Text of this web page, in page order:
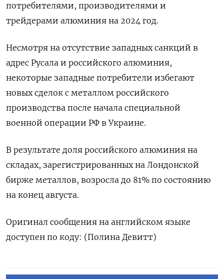
потребителями, производителями и
трейдерами алюминия на 2024 год.
Несмотря на отсутствие западных санкций в
адрес Русала и российского алюминия,
некоторые западные потребители избегают
новых сделок с металлом российского
производства после начала специальной
военной операции РФ в Украине.
В результате доля российского алюминия на
складах, зарегистрированных на Лондонской
бирже металлов, возросла до 81% по состоянию
на конец августа.
Оригинал сообщения на английском языке
доступен по коду: (Полина Девитт)